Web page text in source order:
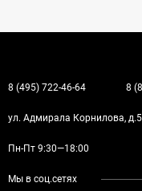
8 (495) 722-46-64 8
ул. Адмирала Корнилова,
Пн-Пт 9:30—18:00
Мы в соц.сетях